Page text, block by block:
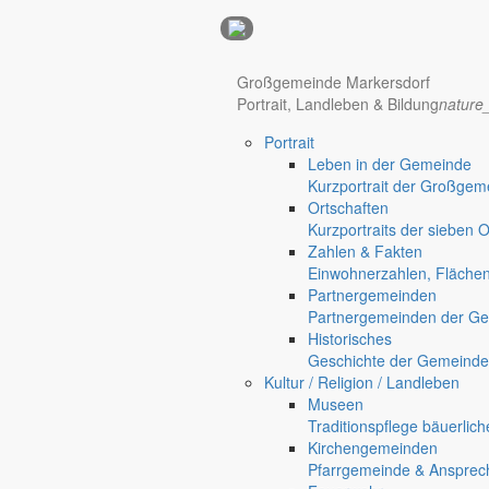
Hotel Nürnberg
Regional werben auf markersdorf.de! anzeigen@gemeinde-
Großgemeinde Markersdorf
Portrait, Landleben & Bildung
Portrait
Leben in der Gemeinde
Kurzportrait der
Ortschaften
Kurzportraits der sieben
Zahlen & Fakten
Einwohnerzahlen,
Partnergemeinden
Partnergemeinden der
Historisches
Geschichte der
Kultur / Religion / Landleben
Museen
Traditionspflege
Kirchengemeinden
Pfarrgemeinde &
Deutsch-Paulsdorf
Jauernick-Buschbach
Ausflug zum Eselhof